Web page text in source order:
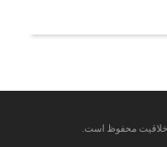
خلاقیت محفوظ است.